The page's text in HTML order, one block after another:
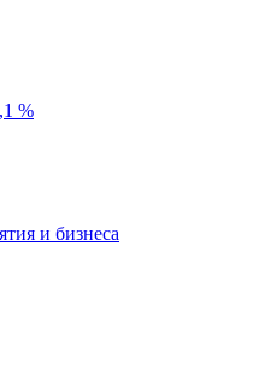
%
и бизнеса